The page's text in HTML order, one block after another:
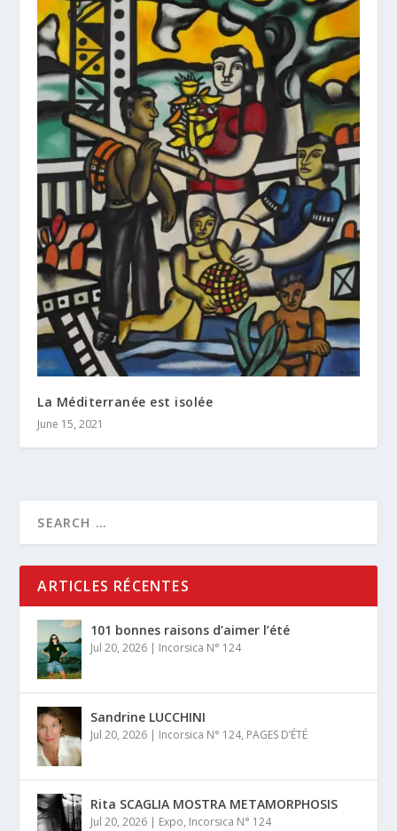
La Méditerranée est isolée
June 15, 2021
ARTICLES RÉCENTES
101 bonnes raisons d’aimer l’été
Jul 20, 2026 | Incorsica N° 124
Sandrine LUCCHINI
Jul 20, 2026 | Incorsica N° 124, PAGES D’ÉTÉ
Rita SCAGLIA MOSTRA METAMORPHOSIS
Jul 20, 2026 | Expo, Incorsica N° 124